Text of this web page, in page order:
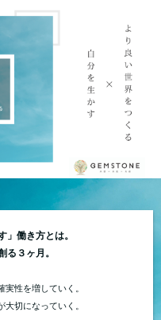
」働き方とは。
る３ヶ月。
性を増していく。
切になっていく。